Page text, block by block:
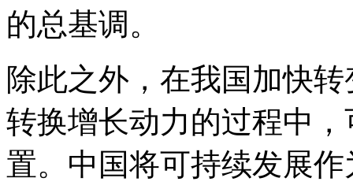
的总基调。
除此之外，在我国加快
转换增长动力的过程中
置。中国将可持续发展